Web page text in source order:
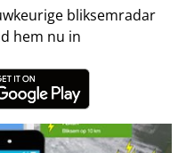
bliksemradar
hem nu in